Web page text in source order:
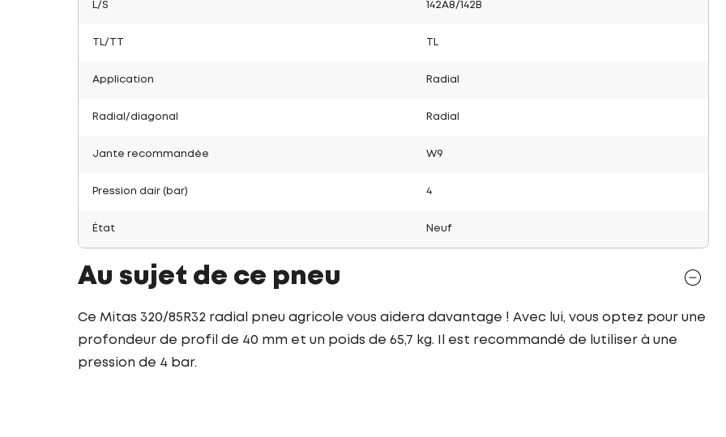
L/S 142A8/142B
TL/TT
Application Radial
Radial/diagonal Radial
Jante recommandée W9
Pression dair (bar) 4
État Neuf
Au sujet de ce pneu
Ce Mitas 320/85R32 radial pneu agricole vous aidera davantage ! Avec lui, vous optez pour une
profondeur de profil de 40 mm et un poids de 65,7 kg. Il est recommandé de lutiliser à une
pression de 4 bar.